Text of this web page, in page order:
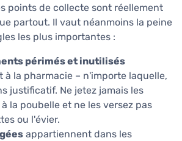
points de collecte sont réellement
partout. Il vaut néanmoins la peine
les plus importantes :
périmés et inutilisés
à la pharmacie – n'importe laquelle,
justificatif. Ne jetez jamais les
la poubelle et ne les versez pas
ou l'évier.
appartiennent dans les